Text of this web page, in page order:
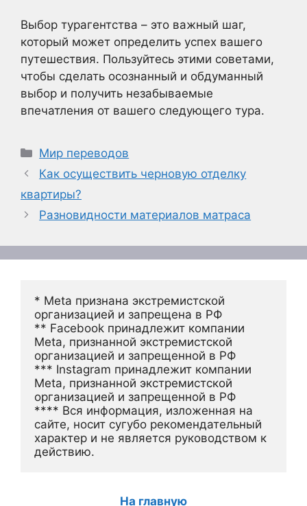
Выбор турагентства – это важный шаг,
который может определить успех вашего
путешествия. Пользуйтесь этими советами,
чтобы сделать осознанный и обдуманный
выбор и получить незабываемые
впечатления от вашего следующего тура.
Рубрики
Мир переводов
Как осуществить черновую отделку
квартиры?
Разновидности материалов матраса
* Meta признана экстремистской
организацией и запрещена в РФ
** Facebook принадлежит компании
Meta, признанной экстремистской
организацией и запрещенной в РФ
*** Instagram принадлежит компании
Meta, признанной экстремистской
организацией и запрещенной в РФ
**** Вся информация, изложенная на
сайте, носит сугубо рекомендательный
характер и не является руководством к
действию.
На главную